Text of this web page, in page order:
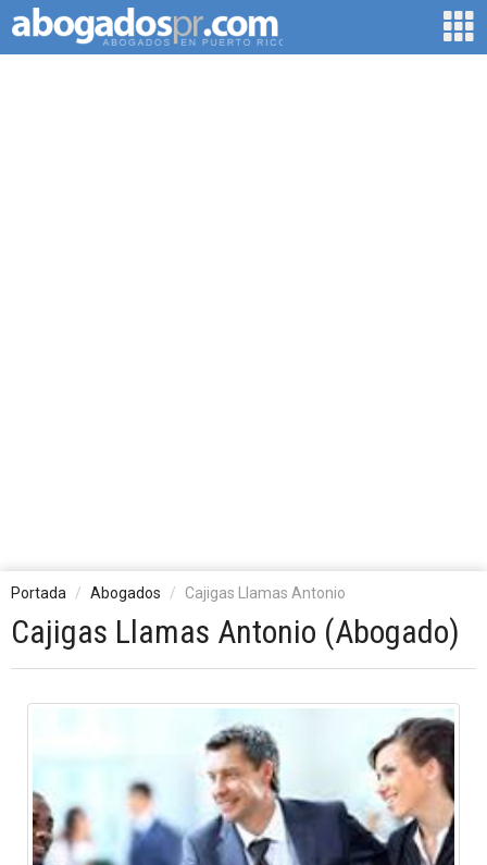
Portada Abogados Cajigas Llamas Antonio
Cajigas Llamas Antonio (Abogado)